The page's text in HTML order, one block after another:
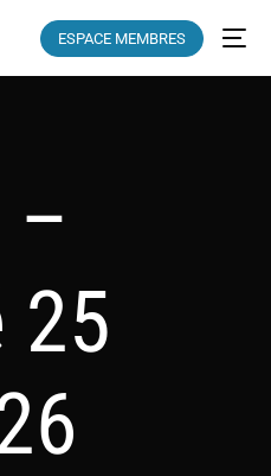
ESPACE MEMBRES
–
25